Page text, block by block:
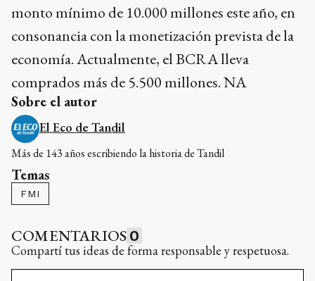
monto mínimo de 10.000 millones este año, en
consonancia con la monetización prevista de la
economía. Actualmente, el BCRA lleva
comprados más de 5.500 millones. NA
Sobre el autor
El Eco de Tandil
Más de 143 años escribiendo la historia de Tandil
Temas
FMI
COMENTARIOS 0
Compartí tus ideas de forma responsable y respetuosa.